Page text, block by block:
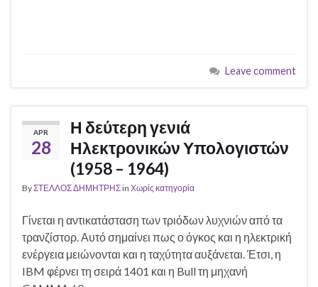
Leave comment
APR
28
Η δεύτερη γενιά
Ηλεκτρονικών Υπολογιστών
(1958 – 1964)
ByΣΤΕΛΛΟΣ ΔΗΜΗΤΡΗΣin Χωρίς κατηγορία
Γίνεται η αντικατάσταση των τριόδων λυχνιών από τα
τρανζίστορ. Αυτό σημαίνει πως ο όγκος και η ηλεκτρική
ενέργεια μειώνονται και η ταχύτητα αυξάνεται. Έτσι, η
IBM φέρνει τη σειρά 1401 και η Bull τη μηχανή